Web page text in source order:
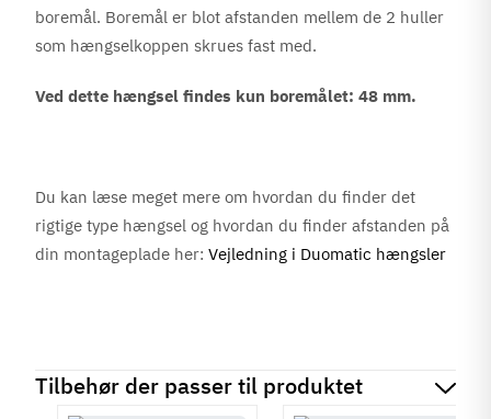
boremål. Boremål er blot afstanden mellem de 2 huller
som hængselkoppen skrues fast med.
Ved dette hængsel findes kun boremålet: 48 mm.
Du kan læse meget mere om hvordan du finder det
rigtige type hængsel og hvordan du finder afstanden på
din montageplade her:Vejledning i Duomatic hængsler
Tilbehør der passer til produktet